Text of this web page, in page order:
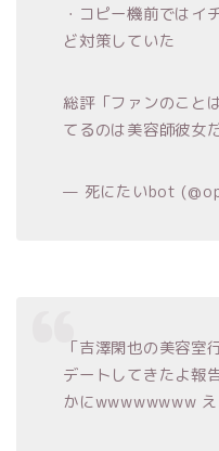
・コピー機前ではイ
ど対策していた
総評「ファンのこと
てるのは美容師彼女だ
— 死にたいbot
「吉澤閑也の美容室
デートしてきたよ報
かにwwwwwwww